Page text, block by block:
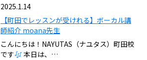
2025.1.14
【町田でレッスンが受けれる】ボーカル講
師紹介 moana先生
こんにちは！NAYUTAS（ナユタス）町田校
です
本日は、…